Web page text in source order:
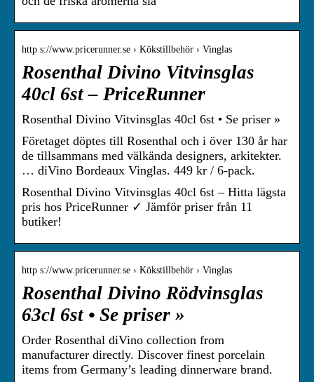
http s://www.pricerunner.se › Kökstillbehör › Vinglas
Rosenthal Divino Vitvinsglas
40cl 6st – PriceRunner
Rosenthal Divino Vitvinsglas 40cl 6st • Se priser »
Företaget döptes till Rosenthal och i över 130 år har
de tillsammans med välkända designers, arkitekter.
… diVino Bordeaux Vinglas. 449 kr / 6-pack.
Rosenthal Divino Vitvinsglas 40cl 6st – Hitta lägsta
pris hos PriceRunner ✓ Jämför priser från 11
butiker!
http s://www.pricerunner.se › Kökstillbehör › Vinglas
Rosenthal Divino Rödvinsglas
63cl 6st • Se priser »
Order Rosenthal diVino collection from
manufacturer directly. Discover finest porcelain
items from Germany’s leading dinnerware brand.